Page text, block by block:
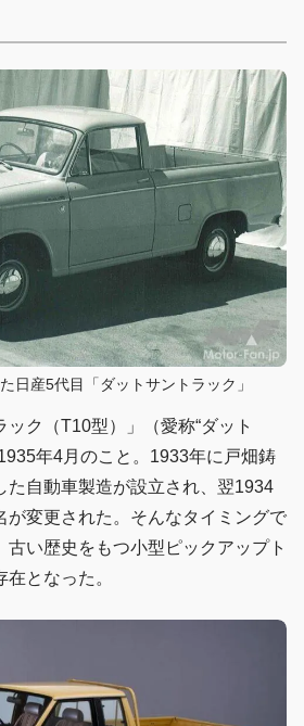
日産5代目「ダットサントラック」
ク（T10型）」（愛称“ダット
年4月のこと。1933年に戸畑鋳
た自動車製造が設立され、翌1934
が変更された。そんなタイミングで
古い歴史をもつ小型ピックアップト
となった。